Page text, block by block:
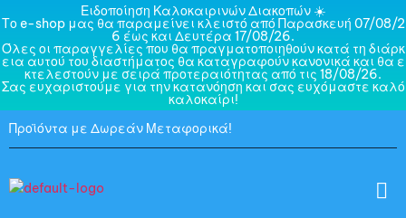
Ειδοποίηση Καλοκαιρινών Διακοπών ☀️
Το e-shop μας θα παραμείνει κλειστό από Παρασκευή 07/08/2
6 έως και Δευτέρα 17/08/26.
Όλες οι παραγγελίες που θα πραγματοποιηθούν κατά τη διάρκ
εια αυτού του διαστήματος θα καταγραφούν κανονικά και θα ε
κτελεστούν με σειρά προτεραιότητας από τις 18/08/26.
Σας ευχαριστούμε για την κατανόηση και σας ευχόμαστε καλό
καλοκαίρι!
Προϊόντα με Δωρεάν Μεταφορικά!